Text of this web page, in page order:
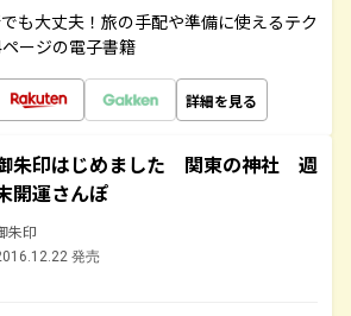
も大丈夫！旅の手配や準備に使えるテク
ージの電子書籍
詳細を見る
朱印はじめました 関東の神社 週
開運さんぽ
朱印
発売